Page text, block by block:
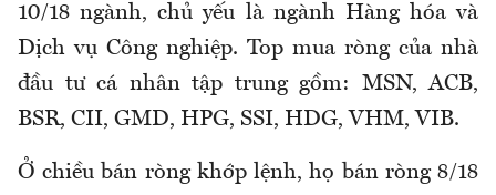
10/18 ngành, chủ yếu là ngành Hàng hóa và
Dịch vụ Công nghiệp. Top mua ròng của nhà
đầu tư cá nhân tập trung gồm: MSN, ACB,
BSR, CII, GMD, HPG, SSI, HDG, VHM, VIB.
Ở chiều bán ròng khớp lệnh, họ bán ròng 8/18